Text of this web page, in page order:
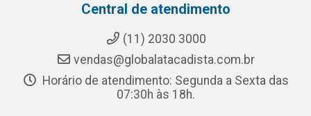
Central de atendimento
(11) 2030 3000
vendas@globalatacadista.com.br
Horário de atendimento: Segunda a Sexta das
07:30h às 18h.